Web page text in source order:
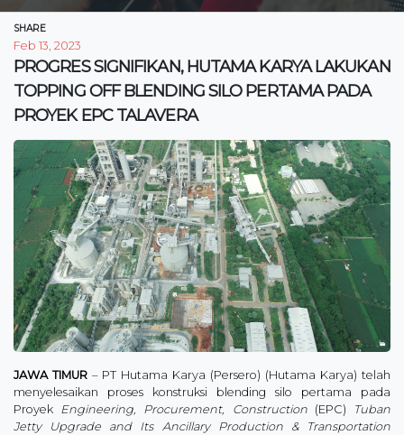
SHARE
Feb 13, 2023
PROGRES SIGNIFIKAN, HUTAMA KARYA LAKUKAN
TOPPING OFF BLENDING SILO PERTAMA PADA
PROYEK EPC TALAVERA
JAWA TIMUR – PT Hutama Karya (Persero) (Hutama Karya) telah
menyelesaikan proses konstruksi blending silo pertama pada
Proyek Engineering, Procurement, Construction(EPC)
Tuban
Jetty Upgrade and Its Ancillary Production & Transportation